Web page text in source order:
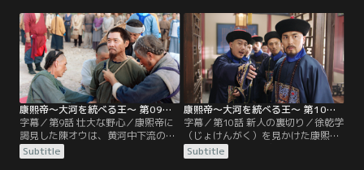
南をお忍びで訪れた康熙帝は、河岸
で河神の転生者と名乗る男に出会
う。その男が陳オウだと気づかない
康熙帝は、河が増水すると断言する
男に興味を引かれ、賭けを提案する
が…。
罠にはまる。陳オウが官妓と逃げた
という上奏を聞いた康熙帝は激怒
し、王光裕（おうこうゆう）の娘で
ある官妓は、ある交渉を持ちかけ
る。その頃…。
康熙帝～大河を統べる王～ 第09話／字幕
字幕／第9話 壮大な野心／康熙帝に
謁見した陳オウは、黄河中下流の踏
査を命じられる。一方、康熙帝は台
湾収復のために水軍の編制を考えて
Subtitle
康熙帝～大河を統べる王～ 第10話／字幕
字幕／第10話 新人の裏切り／徐乾学
（じょけんがく）を見かけた康熙帝
は、金文祥（きんぶんしょう）の事
件を審理させる。それを聞きつけた
Subtitle